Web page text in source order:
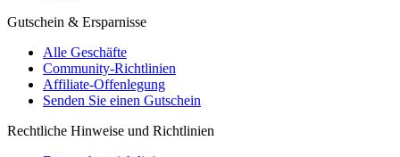
Gutschein & Ersparnisse
Alle Geschäfte
Community-Richtlinien
Affiliate-Offenlegung
Senden Sie einen Gutschein
Rechtliche Hinweise und Richtlinien